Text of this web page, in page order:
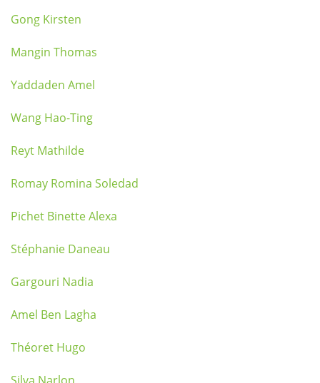
Gong Kirsten
Mangin Thomas
Yaddaden Amel
Wang Hao-Ting
Reyt Mathilde
Romay Romina Soledad
Pichet Binette Alexa
Stéphanie Daneau
Gargouri Nadia
Amel Ben Lagha
Théoret Hugo